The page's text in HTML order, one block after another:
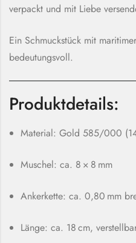
verpackt und mit Liebe
Ein Schmuckstück mit
bedeutungsvoll.
Produktdetails:
Material: Gold 585/000
Muschel: ca. 8 × 8 mm
Ankerkette: ca. 0,80 mm
Länge: ca. 18 cm,